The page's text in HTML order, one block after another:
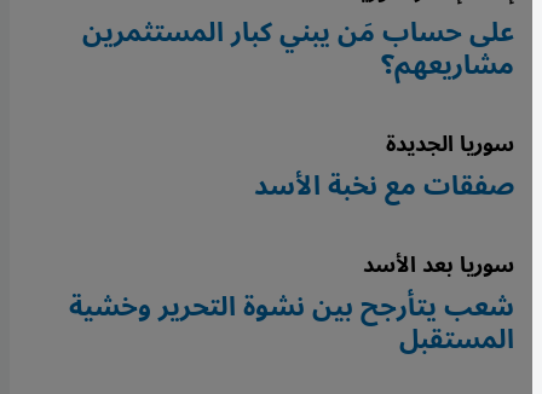
على حساب مَن يبني كبار المستثمرين
مشاريعهم؟
سوريا الجديدة
صفقات مع نخبة الأسد
سوريا بعد الأسد
شعب يتأرجح بين نشوة التحرير وخشية
المستقبل